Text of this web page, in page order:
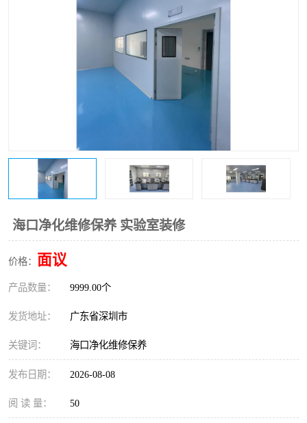
海口净化维修保养 实验室装修
价格： 面议
产品数量： 9999.00个
发货地址： 广东省深圳市
关键词： 海口净化维修保养
发布日期： 2026-08-08
阅 读 量： 50
医药车间净化 生命工程
食品饮料
光电车间
百级